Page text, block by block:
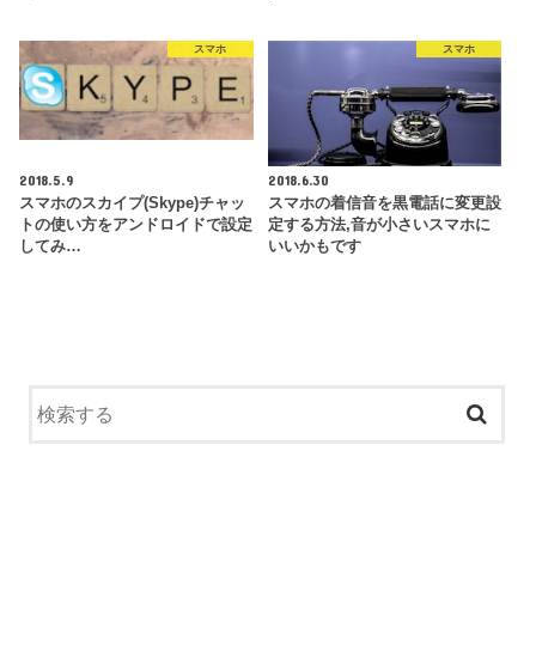
スマホ
2018.5.9
スマホのスカイプ(Skype)チャッ
トの使い方をアンドロイドで設定
してみ…
スマホ
2018.6.30
スマホの着信音を黒電話に変更設
定する方法,音が小さいスマホに
いいかもです